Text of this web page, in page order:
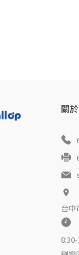
關
台中